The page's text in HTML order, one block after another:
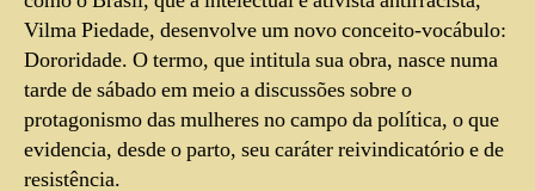
Vilma Piedade, desenvolve um novo conceito-vocábulo:
Dororidade. O termo, que intitula sua obra, nasce numa
tarde de sábado em meio a discussões sobre o
protagonismo das mulheres no campo da política, o que
evidencia, desde o parto, seu caráter reivindicatório e de
resistência.